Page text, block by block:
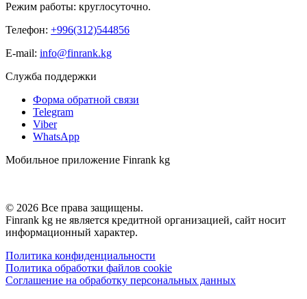
Режим работы: круглосуточно.
Телефон: +996(312)544856
E-mail: info@finrank.kg
Служба поддержки
Форма обратной связи
Telegram
Viber
WhatsApp
Мобильное приложение Finrank kg
© 2026 Все права защищены.
Finrank kg не является кредитной организацией, сайт носит
информационный характер.
Политика конфиденциальности
Политика обработки файлов cookie
Соглашение на обработку персональных данных